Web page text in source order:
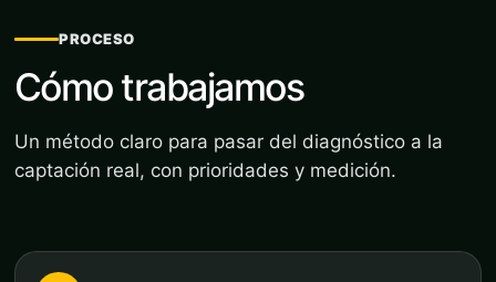
PROCESO
Cómo trabajamos
Un método claro para pasar del diagnóstico a la
captación real, con prioridades y medición.